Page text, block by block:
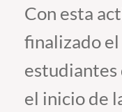
Vinculación con el
Admisión
Pregrado
Con esta
finalizado
estudiantes
el inicio de